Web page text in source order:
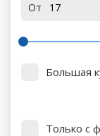
От
Большая
Только с